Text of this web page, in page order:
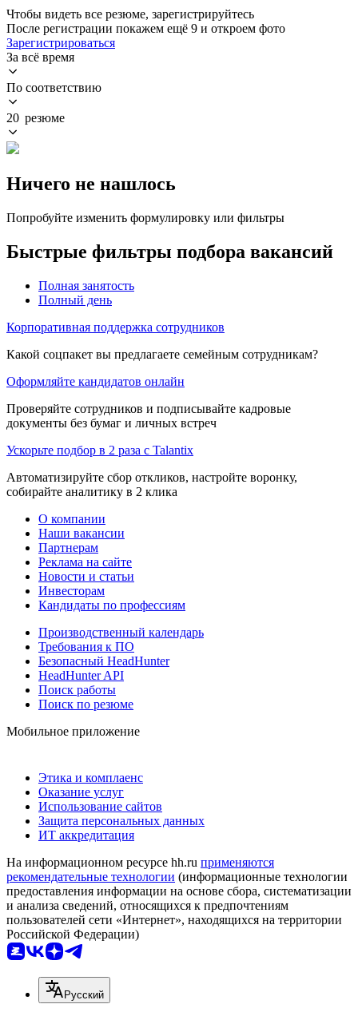
Чтобы видеть все резюме, зарегистрируйтесь
После регистрации покажем ещё 9 и откроем фото
Зарегистрироваться
За всё время
По соответствию
20 резюме
Ничего не нашлось
Попробуйте изменить формулировку или фильтры
Быстрые фильтры подбора вакансий
Полная занятость
Полный день
Корпоративная поддержка сотрудников
Какой соцпакет вы предлагаете семейным сотрудникам?
Оформляйте кандидатов онлайн
Проверяйте сотрудников и подписывайте кадровые
документы без бумаг и личных встреч
Ускорьте подбор в 2 раза с Talantix
Автоматизируйте сбор откликов, настройте воронку,
собирайте аналитику в 2 клика
О компании
Наши вакансии
Партнерам
Реклама на сайте
Новости и статьи
Инвесторам
Кандидаты по профессиям
Производственный календарь
Требования к ПО
Безопасный HeadHunter
HeadHunter API
Поиск работы
Поиск по резюме
Мобильное приложение
Этика и комплаенс
Оказание услуг
Использование сайтов
Защита персональных данных
ИТ аккредитация
На информационном ресурсе hh.ru применяются
рекомендательные технологии (информационные технологии
предоставления информации на основе сбора, систематизации
и анализа сведений, относящихся к предпочтениям
пользователей сети «Интернет», находящихся на территории
Российской Федерации)
Русский